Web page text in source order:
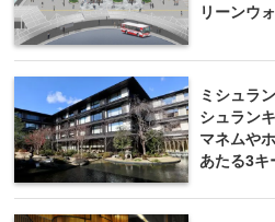
リーンウ
ミシュラ
シュラン
マネムや
あたる3キ